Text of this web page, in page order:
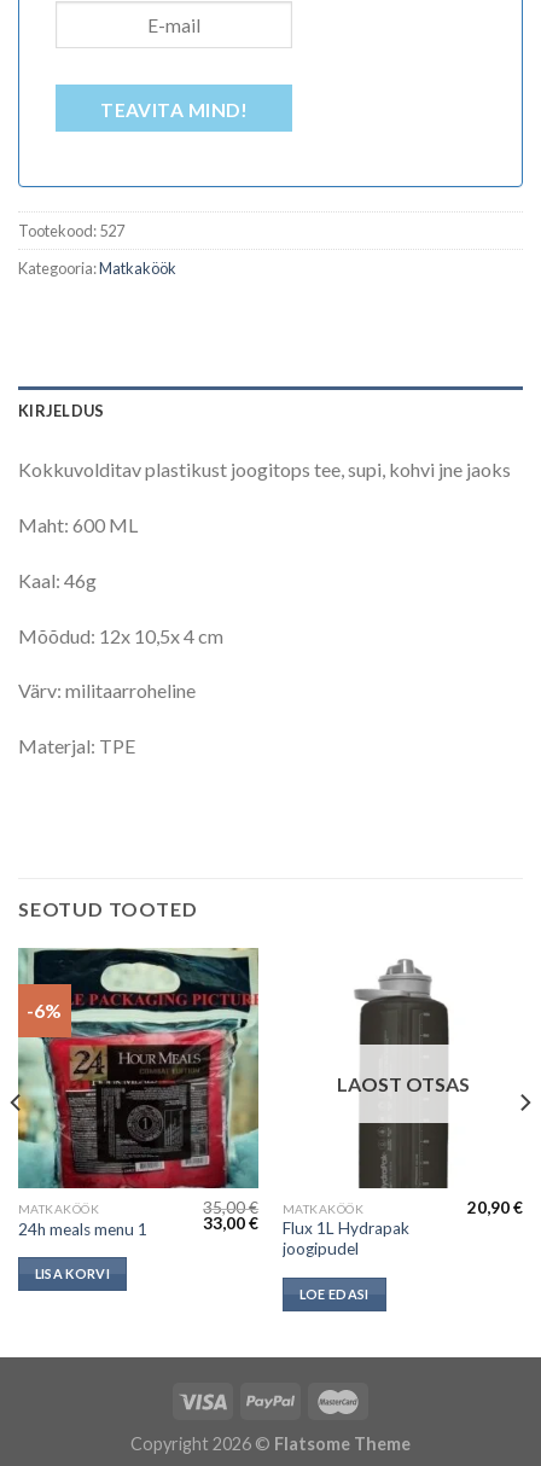
TEAVITA MIND!
Tootekood:527
Kategooria:Matkaköök
KIRJELDUS
Kokkuvolditav plastikust joogitops tee, supi, kohvi jne jaoks
Maht: 600 ML
Kaal: 46g
Mõõdud: 12x 10,5x 4 cm
Värv: militaarroheline
Materjal: TPE
SEOTUD TOOTED
-6%
MATKAKÖÖK
24h meals menu 1
35,00€
Algne
hind
33,00€Current
price
LISA KORVI
LAOST OTSAS
MATKAKÖÖK
Flux 1L Hydrapak
joogipudel
20,90€
LOE EDASI
€.
Copyright 2026 © Flatsome Theme